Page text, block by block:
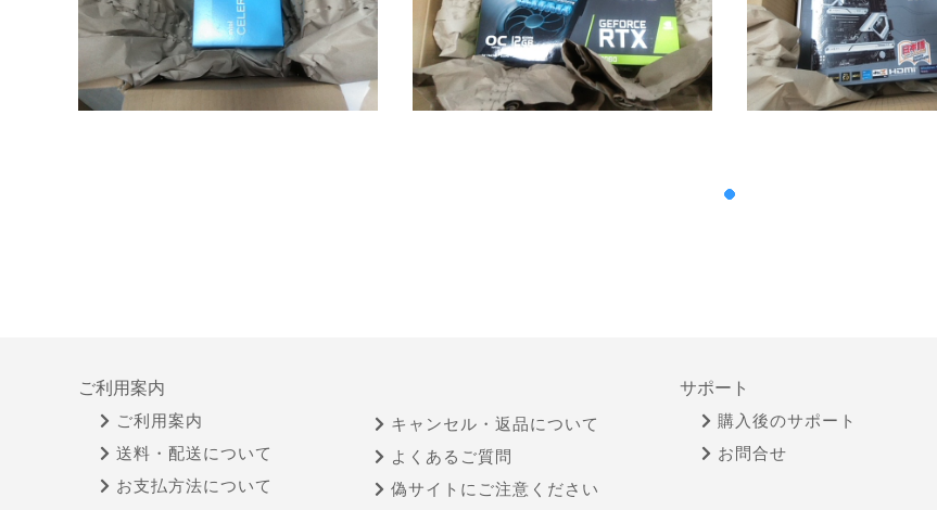
ご利用案内
ご利用案内
送料・配送について
お支払方法について
キャンセル・返品について
よくあるご質問
偽サイトにご注意ください
サポート
購入後のサポート
お問合せ